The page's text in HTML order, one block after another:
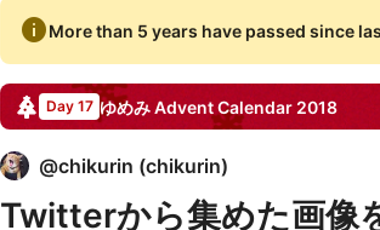
infoMore than 5 years have passed since
Day 17 ゆめみAdvent Calendar 2018
@chikurin (chikurin)
Twitterから集めた画像